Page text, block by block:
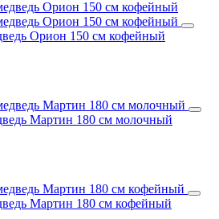
Орион 150 см кофейный
Мартин 180 см молочный
Мартин 180 см кофейный